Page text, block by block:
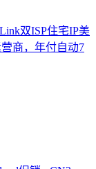
双ISP住宅IP美
商，年付自动7